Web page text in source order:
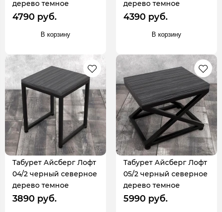
дерево темное
4790 руб.
В корзину
дерево темное
4390 руб.
В корзину
Табурет Айсберг Лофт
04/2 черный северное
дерево темное
3890 руб.
Табурет Айсберг Лофт
05/2 черный северное
дерево темное
5990 руб.